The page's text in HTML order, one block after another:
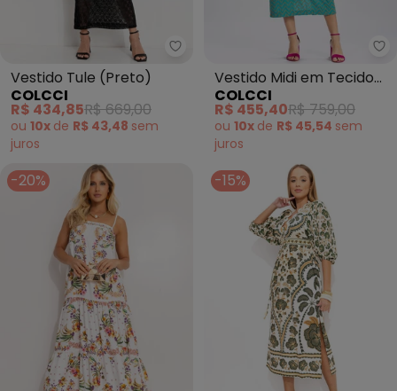
Colcci - Vestido Tule (Preto)
Vestido Tule (Preto)
COLCCI
R$ 434,85R$ 669,00
ou 10x de R$ 43,48 sem
juros
Vestido Midi em Tecido
Bordado (Azul)
COLCCI
R$ 455,40R$ 759,00
ou 10x de R$ 45,54 sem
juros
-20% -15%